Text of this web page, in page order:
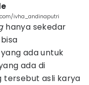
ivha_andinaputri
hanya sekedar
ada untuk
ada di
tersebut asli karya